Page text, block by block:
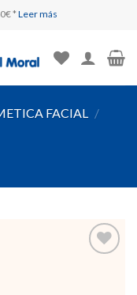
* Leer más
FACIAL /